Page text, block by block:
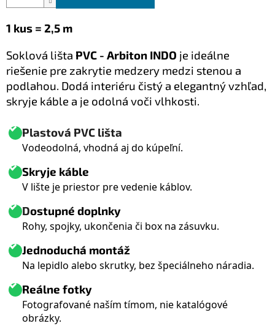
1 kus = 2,5 m
Soklová lišta PVC - Arbiton INDO je ideálne
riešenie pre zakrytie medzery medzi stenou a
podlahou. Dodá interiéru čistý a elegantný vzhľad,
skryje káble a je odolná voči vlhkosti.
Plastová PVC lišta
Vodeodolná, vhodná aj do kúpeľní.
Skryje káble
V lište je priestor pre vedenie káblov.
Dostupné doplnky
Rohy, spojky, ukončenia či box na zásuvku.
Jednoduchá montáž
Na lepidlo alebo skrutky, bez špeciálneho náradia.
Reálne fotky
Fotografované naším tímom, nie katalógové
obrázky.